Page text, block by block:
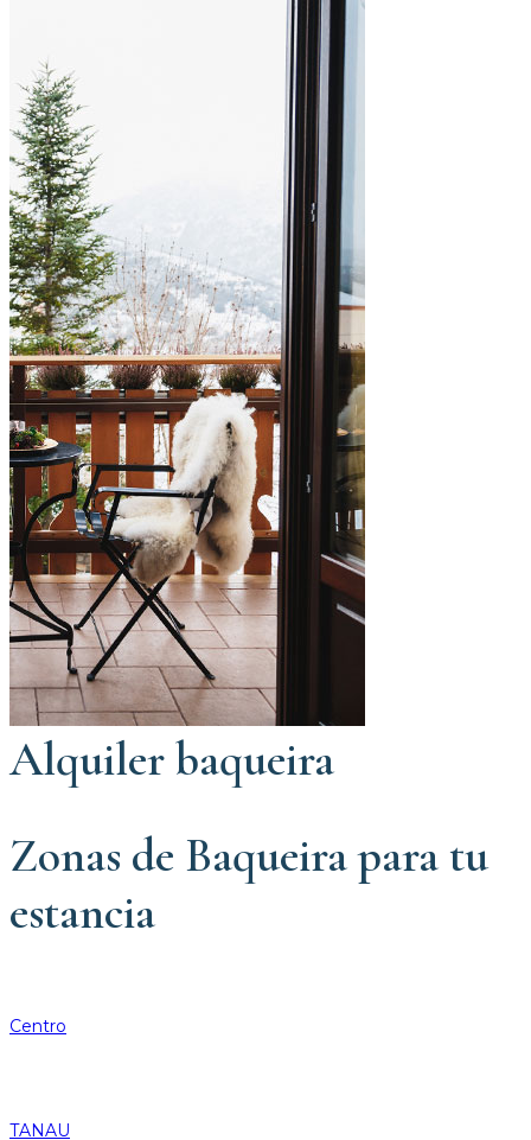
Alquiler baqueira
Zonas de Baqueira para tu
estancia
Centro
TANAU